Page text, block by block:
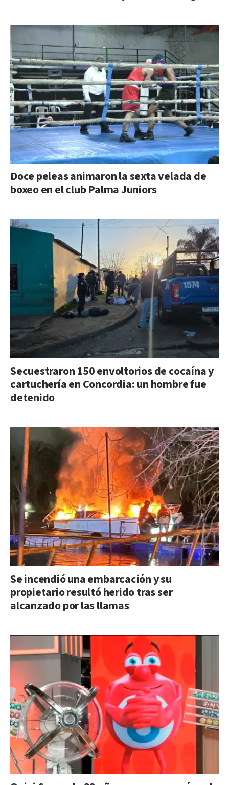
Doce peleas animaron la sexta velada de
boxeo en el club Palma Juniors
Secuestraron 150 envoltorios de cocaína y
cartuchería en Concordia: un hombre fue
detenido
Se incendió una embarcación y su
propietario resultó herido tras ser
alcanzado por las llamas